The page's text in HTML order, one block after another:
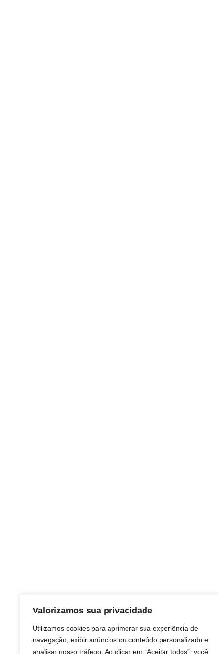
Valorizamos sua privacidade
Utilizamos cookies para aprimorar sua experiência de
navegação, exibir anúncios ou conteúdo personalizado e
analisar nosso tráfego. Ao clicar em “Aceitar todos”, você